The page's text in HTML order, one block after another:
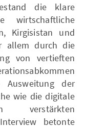
die klare
wirtschaftliche
Kirgisistan und
allem durch die
von vertieften
Ausweitung der
wie die digitale
verstärkten
betonte